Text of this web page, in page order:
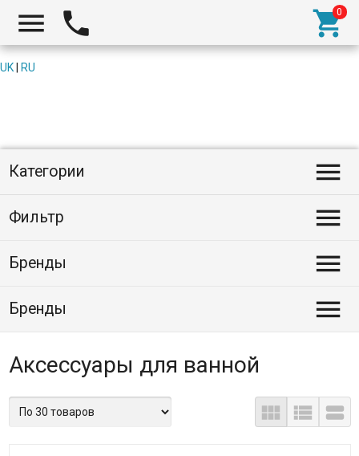
  
UK RU
Категории 
Фильтр 
Бренды 
Бренды 
Аксессуары для ванной
  